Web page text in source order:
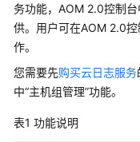
产
品
计
说
务功能，AOM 2.0控制台
供。用户可在AOM 2.0
作。
您需要先购买云日志服务
中“主机组管理”功能。
表1 功能说明